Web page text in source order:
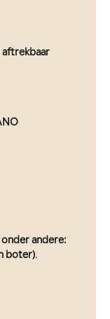
aftrekbaar
andere:
boter).